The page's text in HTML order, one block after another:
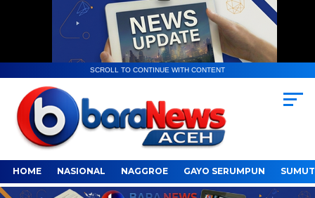
SCROLL TO CONTINUE WITH CONTENT
HOME NASIONAL NAGGROE GAYO SERUMPUN SUMUT